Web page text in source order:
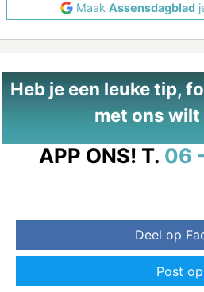
Maak Assensdagblad
Heb je een leuke tip,
met ons wilt
APP ONS! T. 06
Deel op
Post